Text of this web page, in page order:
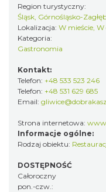
Region turystyczny:
Śląsk, Górnośląsko-
Lokalizacja: W mieście,
Kategoria:
Gastronomia
Kontakt:
Telefon: +48 533 523 246
Telefon: +48 531 629 685
Email:
Strona internetowa:
Informacje ogólne:
Rodzaj obiektu:
DOSTĘPNOŚĆ
Całoroczny
pon.-czw.: